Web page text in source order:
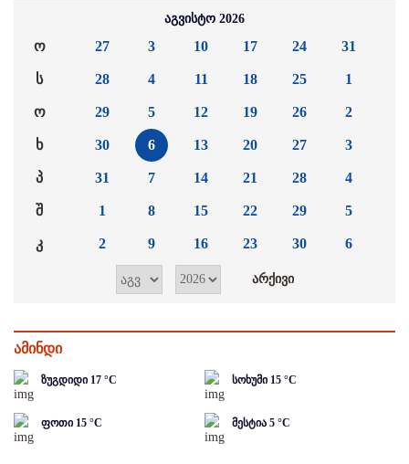
აგვისტო 2026
ო
ს
ო
ხ
პ
შ
კ
27
28
29
30
31
1
2
3
4
5
6
7
8
9
10
11
12
13
14
15
16
17
18
19
20
21
22
23
24
25
26
27
28
29
30
31
1
2
3
4
5
6
ამინდი
ზუგდიდი 17 °C სოხუმი 15 °C
ფოთი 15 °C მესტია 5 °C